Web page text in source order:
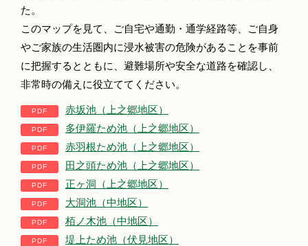
た。
このマップを見て、ご自宅や通勤・通学経路等、ご自身
やご家族の生活圏内に浸水被害の危険があることを事前
に把握するとともに、避難場所や安全な道路を確認し、
非常時の備えに役立ててください。
赤坂池（上之郷地区）
多伊羅ため池（上之郷地区）
赤羽根ため池（上之郷地区）
田之頭ため池（上之郷地区）
正ヶ洞（上之郷地区）
大洞池（中地区）
栢ノ木池（中地区）
堤上ため池（伏見地区）